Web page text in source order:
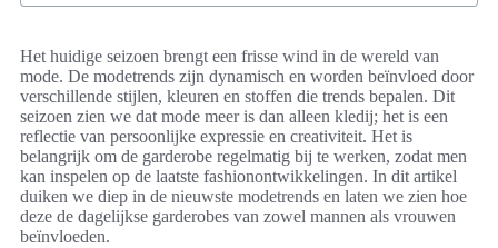
Het huidige seizoen brengt een frisse wind in de wereld van
mode. De modetrends zijn dynamisch en worden beïnvloed door
verschillende stijlen, kleuren en stoffen die trends bepalen. Dit
seizoen zien we dat mode meer is dan alleen kledij; het is een
reflectie van persoonlijke expressie en creativiteit. Het is
belangrijk om de garderobe regelmatig bij te werken, zodat men
kan inspelen op de laatste fashionontwikkelingen. In dit artikel
duiken we diep in de nieuwste modetrends en laten we zien hoe
deze de dagelijkse garderobes van zowel mannen als vrouwen
beïnvloeden.